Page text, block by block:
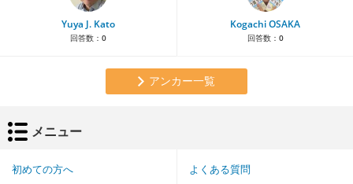
Yuya J. Kato
回答数： 0
Kogachi OSAKA
回答数： 0
アンカー一覧
メニュー
初めての方へ よくある質問